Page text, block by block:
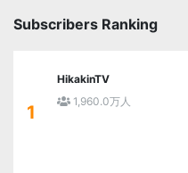
Subscribers Ranking
1
HikakinTV
1,960.0万人